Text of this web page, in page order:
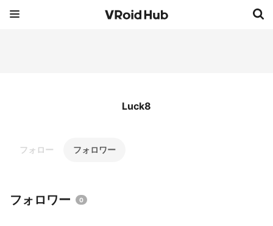
Luck8
フォロー フォロワー
フォロワー 0